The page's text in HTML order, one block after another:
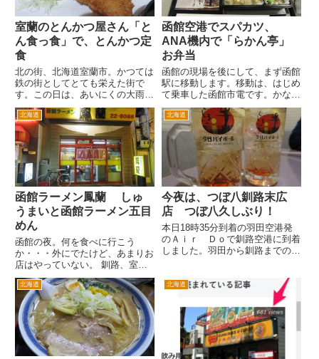
室蘭のとんかつ屋さん「と
ん食っ食」で、とんかつ定
食
北の街、北海道室蘭市。かつては
鉄の街としてとても栄えた街で
す。この日は、あいにくの大雨。
夕刻に室蘭駅に到着。とりあえず
夕食をとろうと商店街を歩いてみ
る・・・・ なが～い商店街なん
ですが、ほぼやってない・・・。
ゴーストタウンのようなアーケ
ー...
函館空港でスパカツ、
ANA機内で「らかん亭」
お弁当
函館の現場を後にして、まず函館
駅に移動します。移動は、はじめ
て乗車した函館市電です。かなり
昔に都電荒川線に乗ったこがあり
ますが、市電に乗るのははじめて
です。 市電で函館駅まで移動
し、駅から函館空港までバスで
す。約20分程度とかなりアクセ
スが...
北海道
函館ラーメン鳳蘭 しゅ
うまいと函館ラーメン五目
めん
函館の夜。何を食べに行こう
か・・・外にでたけど、あまりお
店はやっていない。 釧路、室蘭
もそうだったが、真っ暗な路地が
ある。大きなビルが並ぶ割に、街
灯もなく、ひともいない。結構こ
わい。 函館の飲み屋街というと
大門、あるいは五稜郭だそうで
す。た...
北海道
今夜は、つぼ八釧路末広
店 つぼ八久しぶり！
本日18時35分到着の羽田空港発
のＡｉｒ Ｄｏで釧路空港に到着
しました。羽田から釧路までの様
食をどうしようと考えていると、
市街への移動途中に居酒屋つぼ八
を発見。つぼ八まだあるんだ・...
北海道 北海道